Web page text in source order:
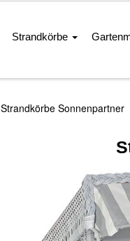
Strandkörbe
Strandkörbe Sonnenpartner